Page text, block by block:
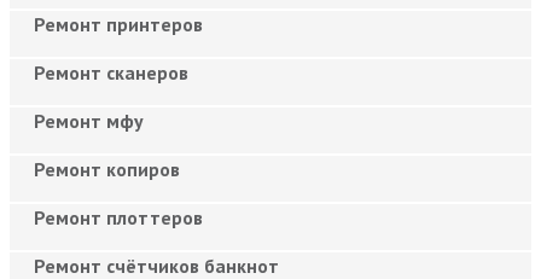
Ремонт принтеров
Ремонт сканеров
Ремонт мфу
Ремонт копиров
Ремонт плоттеров
Ремонт счётчиков банкнот